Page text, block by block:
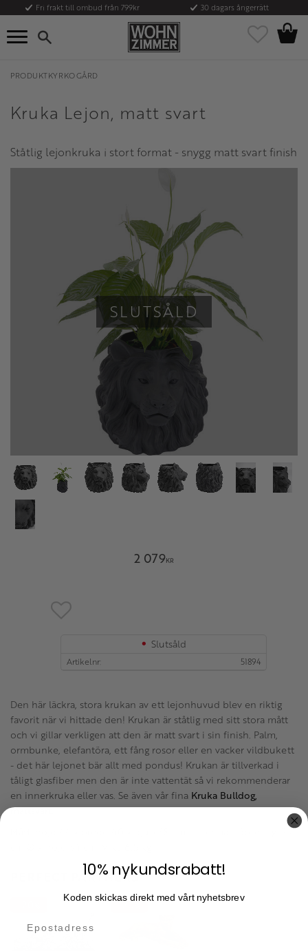
Meny
Fri frakt till ombud från 799kr 30 dagars ångerrätt
Favoriter
PRODUKTKYRKOGÅRD
Kruka Lejon, matt svart
Ståtlig lejonkruka i stort format - snygg matt svart finish
SLUTSÅLD
2 079KR
Lägg till i favoriter
Slutsåld
Artikelnr 51894
Den här läckra, stora krukan av ett lejonhuvud blev en riktig
favorit när vi hittade den! Krukan är ståtlig med sitt stora mått
och vi gillar verkligen att den är matt svart i sin finish. Palm,
ormbunke, elefantöra, ett fång rosor eller en vacker vildbukett
- det här lejonet bär allt med pondus! Krukan är tillverkad i
tåligt glasfiber men den är inte vattentät så vi rekommenderar
en innerkruka eller vas. Se även vår fina Kruka Bulldog,
mattsvart.
höjd 44 x bredd 40 x djup 38 cm. Innermått öppning: 23
PERFECT PARTNERS
20
10% nykundsrabatt!
Koden skickas direkt med vårt nyhetsbrev